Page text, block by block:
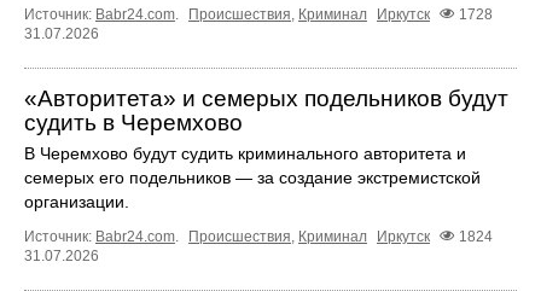
Источник: Babr24.com. Происшествия, Криминал Иркутск
1728
31.07.2026
«Авторитета» и семерых подельников будут
судить в Черемхово
В Черемхово будут судить криминального авторитета и
семерых его подельников — за создание экстремистской
организации.
Источник: Babr24.com. Происшествия, Криминал Иркутск
1824
31.07.2026